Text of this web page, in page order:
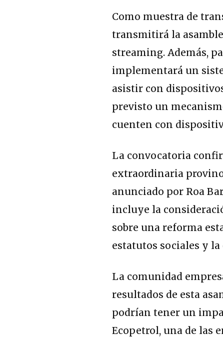
Como muestra de
transmitirá la
streaming. Además,
implementará un
asistir con
previsto un
cuenten con
La convocatoria
extraordinaria
anunciado por Roa
incluye la
sobre una reforma
estatutos sociales y
La comunidad
resultados de esta
podrían tener un
Ecopetrol, una de las